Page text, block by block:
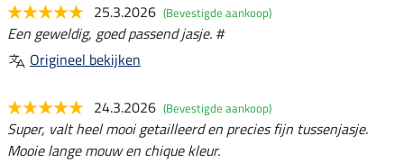
25.3.2026 (Bevestigde aankoop)
Een geweldig, goed passend jasje. #
Origineel bekijken
24.3.2026 (Bevestigde aankoop)
Super, valt heel mooi getailleerd en precies fijn tussenjasje.
Mooie lange mouw en chique kleur.